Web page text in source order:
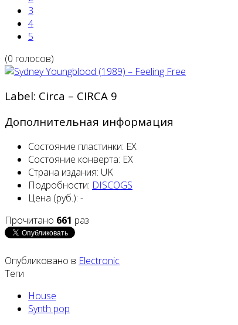
3
4
5
(0 голосов)
Label: Circa ‎– CIRCA 9
Дополнительная информация
Состояние пластинки: EX
Состояние конверта: EX
Страна издания: UK
Подробности: DISCOGS
Цена (руб.): -
Прочитано 661 раз
Опубликовано в Electronic
Теги
House
Synth pop